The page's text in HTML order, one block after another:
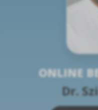
ONLINE
Dr.